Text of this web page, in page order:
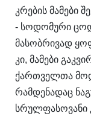
კრების მამები
- სოდომური
მასობრივად
კი, მამები
ქართველთა
რამდენადაც
სრულფასოვანი